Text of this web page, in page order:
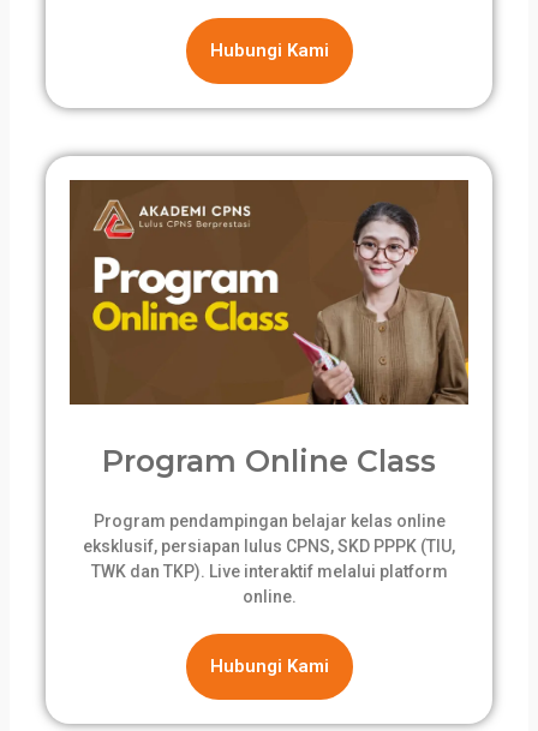
Hubungi Kami
Program Online Class
Program pendampingan belajar kelas online
eksklusif, persiapan lulus CPNS, SKD PPPK (TIU,
TWK dan TKP). Live interaktif melalui platform
online.
Hubungi Kami